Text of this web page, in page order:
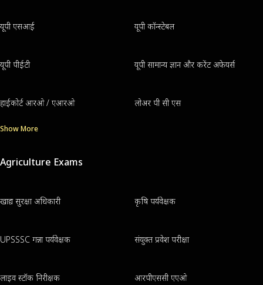
यूपी एसआई यूपी कॉन्स्टेबल
यूपी पीईटी यूपी सामान्य ज्ञान और करेंट अफेयर्स
हाईकोर्ट आरओ / एआरओ लोअर पी सी एस
Show More
Agriculture Exams
खाद्य सुरक्षा अधिकारी कृषि पर्यवेक्षक
UPSSSC गन्ना पर्यवेक्षक संयुक्त प्रवेश परीक्षा
लाइव स्टॉक निरीक्षक आरपीएससी एएओ